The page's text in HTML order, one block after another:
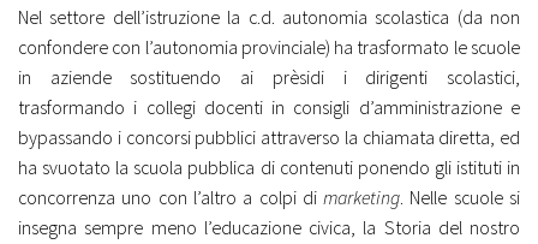
Nel settore dell’istruzione la c.d. autonomia scolastica (da non
confondere con l’autonomia provinciale) ha trasformato le scuole
in aziende sostituendo ai prèsidi i dirigenti scolastici,
trasformando i collegi docenti in consigli d’amministrazione e
bypassando i concorsi pubblici attraverso la chiamata diretta, ed
ha svuotato la scuola pubblica di contenuti ponendo gli istituti in
concorrenza uno con l’altro a colpi dimarketing. Nelle scuole si
insegna sempre meno l’educazione civica, la Storia del nostro